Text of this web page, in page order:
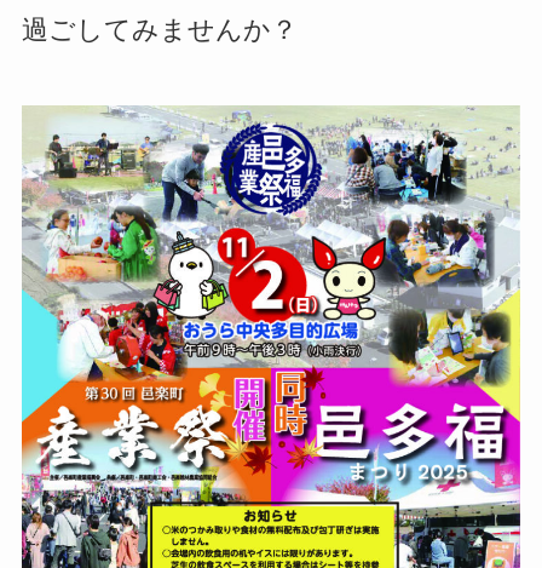
過ごしてみませんか？